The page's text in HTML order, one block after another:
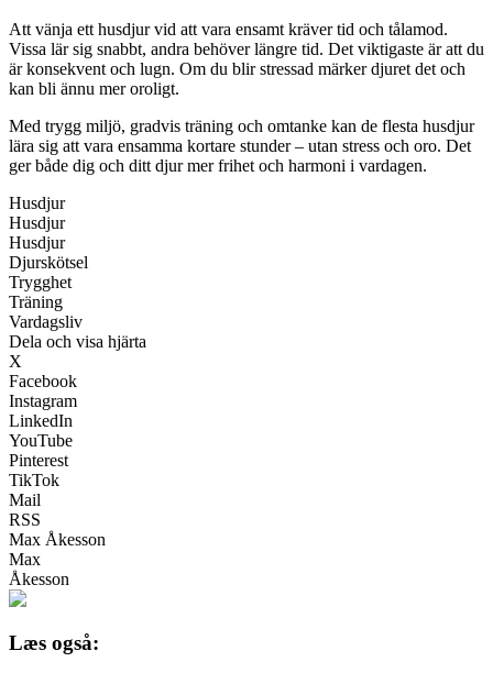
Att vänja ett husdjur vid att vara ensamt kräver tid och tålamod.
Vissa lär sig snabbt, andra behöver längre tid. Det viktigaste är att du
är konsekvent och lugn. Om du blir stressad märker djuret det och
kan bli ännu mer oroligt.
Med trygg miljö, gradvis träning och omtanke kan de flesta husdjur
lära sig att vara ensamma kortare stunder – utan stress och oro. Det
ger både dig och ditt djur mer frihet och harmoni i vardagen.
Husdjur
Husdjur
Husdjur
Djurskötsel
Trygghet
Träning
Vardagsliv
Dela och visa hjärta
X
Facebook
Instagram
LinkedIn
YouTube
Pinterest
TikTok
Mail
RSS
Max Åkesson
Max
Åkesson
Læs også: